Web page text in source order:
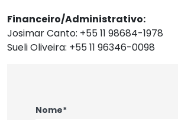
Financeiro/Administrativo:
Josimar Canto: +55 11 98684-1978
Sueli Oliveira: +55 11 96346-0098
Nome*